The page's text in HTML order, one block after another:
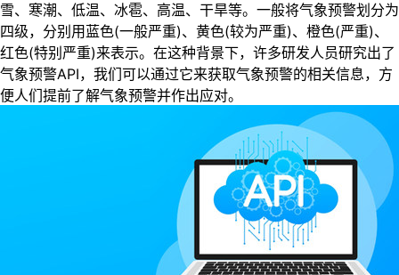
雪、寒潮、低温、冰雹、高温、干旱等。一般将气象预警划分为
四级，分别用蓝色(一般严重)、黄色(较为严重)、橙色(严重)、
红色(特别严重)来表示。在这种背景下，许多研发人员研究出了
气象预警API，我们可以通过它来获取气象预警的相关信息，方
便人们提前了解气象预警并作出应对。